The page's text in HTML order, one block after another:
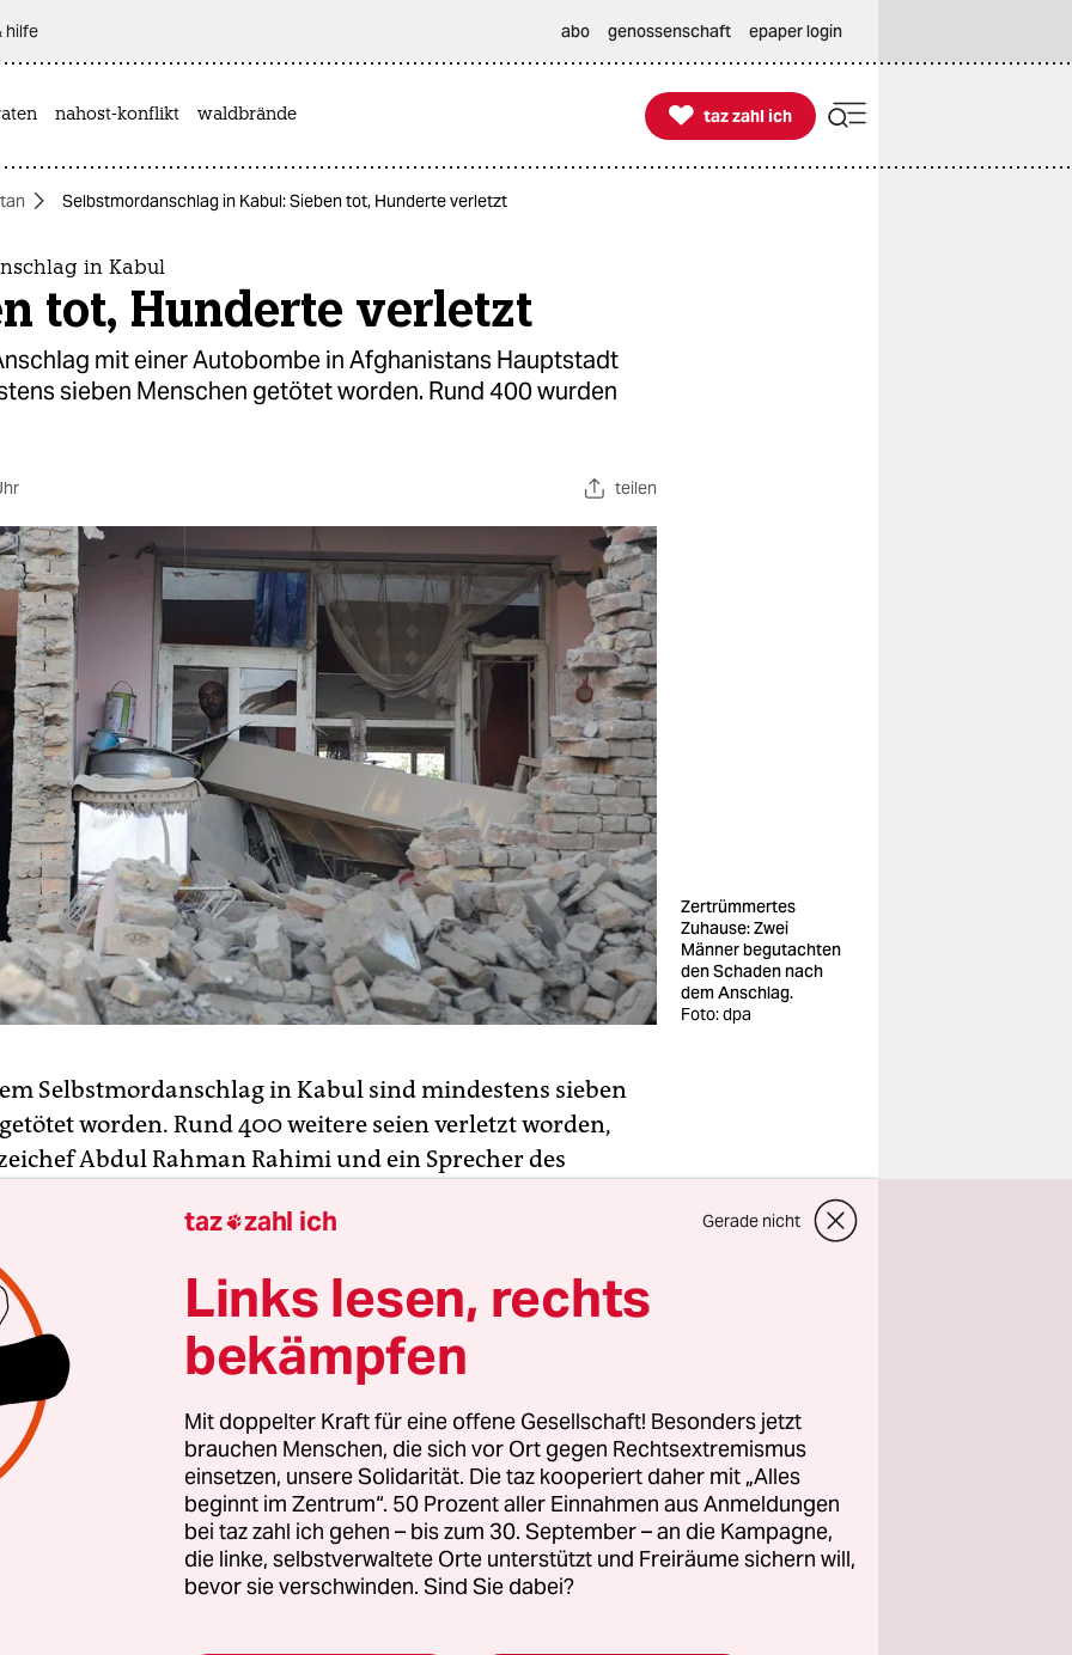
hilfe abo genossenschaft epaper login
nahost-konflikt waldbrände 
taz zahl ich
taz zahl ich
Selbstmordanschlag in Kabul: Sieben tot, Hunderte verletzt
in Kabul
tot, Hunderte verletzt
mit einer Autobombe in Afghanistans Hauptstadt
sieben Menschen getötet worden. Rund 400 wurden
teilen
Zertrümmertes
Zuhause: Zwei
Männer begutachten
den Schaden nach
dem Anschlag.
Foto: dpa
Selbstmordanschlag in Kabul sind mindestens sieben
worden. Rund 400 weitere seien verletzt worden,
Abdul Rahman Rahimi und ein Sprecher des
in der Nähe des Verteidigungsministeriums eine in
versteckte Bombe. Durch die Wucht der Explosion
die Fenster nahegelegener Häuser.
Attacke sei unklar, sagte Polizeichef Rahimi. Bei den
es sich allesamt um Zivilisten. Der Sprecher des
Wahidullah Majar, sagte, die meisten
seien von umherfliegendem Glas getroffen worden.
taz zahl ich Gerade nicht
Links lesen, rechts
bekämpfen
Mit doppelter Kraft für eine offene Gesellschaft! Besonders jetzt
brauchen Menschen, die sich vor Ort gegen Rechtsextremismus
einsetzen, unsere Solidarität. Die taz kooperiert daher mit „Alles
beginnt im Zentrum“. 50 Prozent aller Einnahmen aus Anmeldungen
bei taz zahl ich gehen – bis zum 30. September – an die Kampagne,
die linke, selbstverwaltete Orte unterstützt und Freiräume sichern will,
bevor sie verschwinden. Sind Sie dabei?